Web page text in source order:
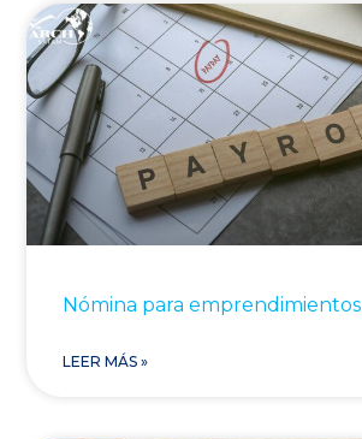
Nómina para emprendimientos
LEER MÁS »